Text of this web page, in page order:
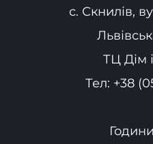
с. Скнилів,
ТЦ Дім
Тел: +38